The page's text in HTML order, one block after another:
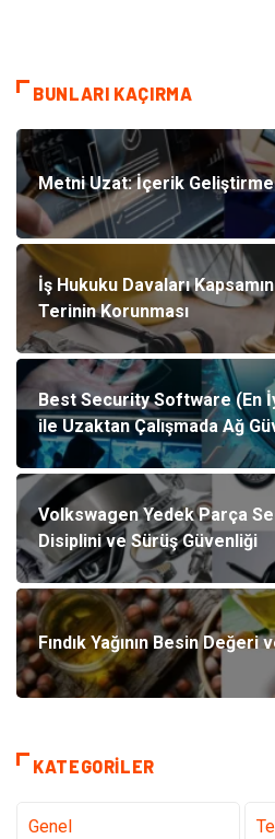
BUNLARI KAÇIRMA
Metni Uzat: İçerik
İş Hukuku Davaları
Terinin Korunması
Best Security Software (En
ile Uzaktan Çalışmada Ağ
Volkswagen Yedek Parça
Disiplini ve Sürüş Güvenliği
Fındık Yağının Besin Değeri
KATEGORILER
Genel